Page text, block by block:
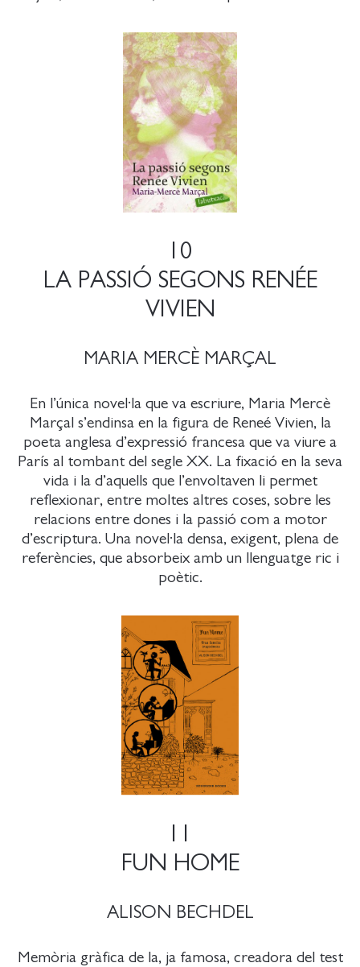
10
LA PASSIÓ SEGONS RENÉE
VIVIEN
MARIA MERCÈ MARÇAL
En l’única novel·la que va escriure, Maria Mercè
Marçal s’endinsa en la figura de Reneé Vivien, la
poeta anglesa d’expressió francesa que va viure a
París al tombant del segle XX. La fixació en la seva
vida i la d’aquells que l’envoltaven li permet
reflexionar, entre moltes altres coses, sobre les
relacions entre dones i la passió com a motor
d’escriptura. Una novel·la densa, exigent, plena de
referències, que absorbeix amb un llenguatge ric i
poètic.
FUN HOME
ALISON BECHDEL
Memòria gràfica de la, ja famosa, creadora del test